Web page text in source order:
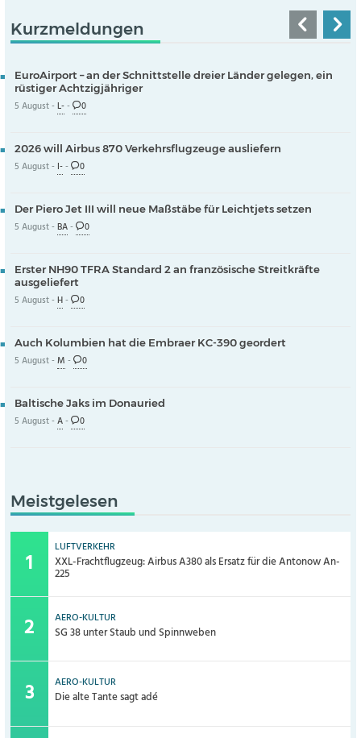
Kurzmeldungen
EuroAirport – an der Schnittstelle dreier Länder gelegen, ein
rüstiger Achtzigjähriger
5 August -L-- 0
2026 will Airbus 870 Verkehrsflugzeuge ausliefern
5 August - I-- 0
Der Piero Jet III will neue Maßstäbe für Leichtjets setzen
5 August -BA- 0
Erster NH90 TFRA Standard 2 an französische Streitkräfte
ausgeliefert
5 August -H- 0
Auch Kolumbien hat die Embraer KC-390 geordert
5 August -M - 0
Baltische Jaks im Donauried
5 August -A- 0
Meistgelesen
LUFTVERKEHR
XXL-Frachtflugzeug: Airbus A380 als Ersatz für die Antonow An-
225
AERO-KULTUR
SG 38 unter Staub und Spinnweben
AERO-KULTUR
Die alte Tante sagt adé